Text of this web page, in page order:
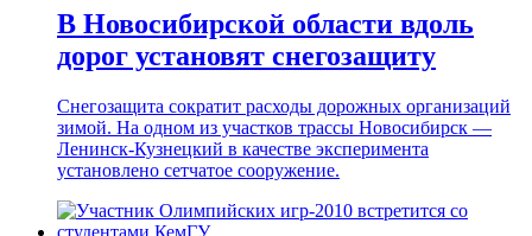
В Новосибирской области вдоль
дорог установят снегозащиту
Снегозащита сократит расходы дорожных организаций
зимой. На одном из участков трассы Новосибирск —
Ленинск-Кузнецкий в качестве эксперимента
установлено сетчатое сооружение.